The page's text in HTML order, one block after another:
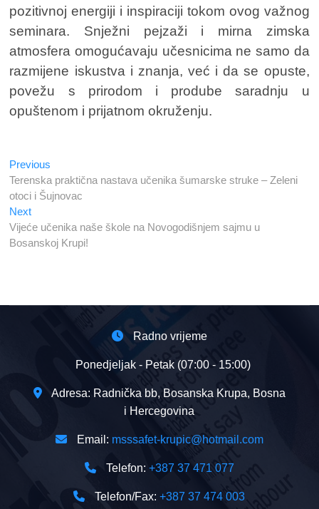
pozitivnoj energiji i inspiraciji tokom ovog važnog
seminara. Snježni pejzaži i mirna zimska
atmosfera omogućavaju učesnicima ne samo da
razmijene iskustva i znanja, već i da se opuste,
povežu s prirodom i prodube saradnju u
opuštenom i prijatnom okruženju.
Navigacija
članaka
Previous
post:
Terenska praktična nastava učenika šumarske struke – Zeleni
otoci i Šujnovac
NextNext
post:
Vijeće učenika naše škole na Novogodišnjem sajmu u
Bosanskoj Krupi!
Radno vrijeme
Ponedjeljak - Petak (07:00 - 15:00)
Adresa: Radnička bb, Bosanska Krupa, Bosna
i Hercegovina
Email: msssafet-krupic@hotmail.com
Telefon: +387 37 471 077
Telefon/Fax:+387 37 474 003